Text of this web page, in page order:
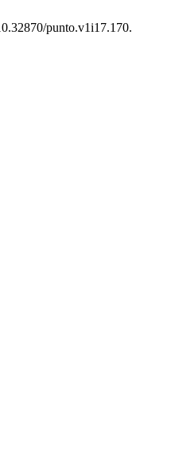
punto.v1i17.170.